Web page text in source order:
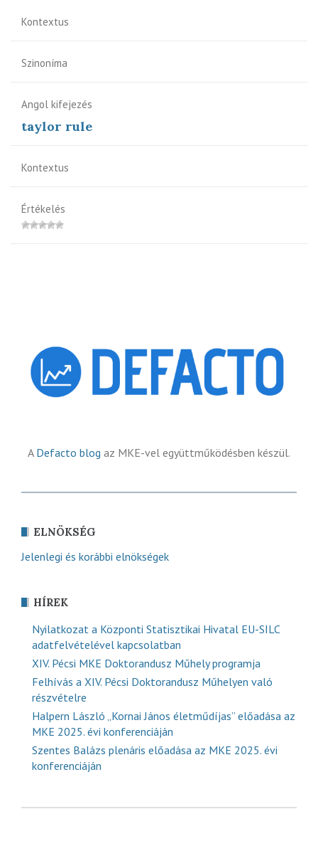
Kontextus
Szinoníma
Angol kifejezés
taylor rule
Kontextus
Értékelés
A Defacto blog az MKE-vel együttműködésben készül.
ELNÖKSÉG
Jelenlegi és korábbi elnökségek
HÍREK
Nyilatkozat a Központi Statisztikai Hivatal EU-SILC
adatfelvételével kapcsolatban
XIV. Pécsi MKE Doktorandusz Műhely programja
Felhívás a XIV. Pécsi Doktorandusz Műhelyen való
részvételre
Halpern László „Kornai János életműdíjas” előadása az
MKE 2025. évi konferenciáján
Szentes Balázs plenáris előadása az MKE 2025. évi
konferenciáján